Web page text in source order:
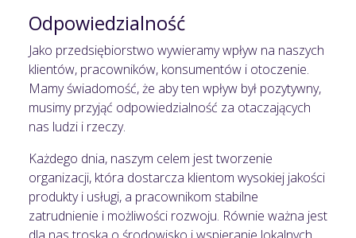
Odpowiedzialność
Jako przedsiębiorstwo wywieramy wpływ na naszych
klientów, pracowników, konsumentów i otoczenie.
Mamy świadomość, że aby ten wpływ był pozytywny,
musimy przyjąć odpowiedzialność za otaczających
nas ludzi i rzeczy.
Każdego dnia, naszym celem jest tworzenie
organizacji, która dostarcza klientom wysokiej jakości
produkty i usługi, a pracownikom stabilne
zatrudnienie i możliwości rozwoju. Równie ważna jest